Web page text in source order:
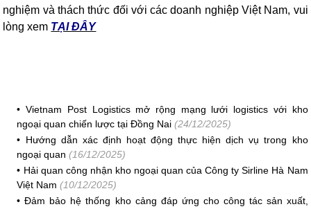
nghiệm và thách thức đối với các doanh nghiệp Việt Nam, vui
lòng xem TẠI ĐÂY
•Vietnam Post Logistics mở rộng mạng lưới logistics với kho
ngoại quan chiến lược tại Đồng Nai (24/12/2025)
• Hướng dẫn xác định hoạt động thực hiện dịch vụ trong kho
ngoại quan (16/12/2025)
• Hải quan công nhận kho ngoại quan của Công ty Sirline Hà Nam
Việt Nam (10/12/2025)
•Đảm bảo hệ thống kho cảng đáp ứng cho công tác sản xuất,